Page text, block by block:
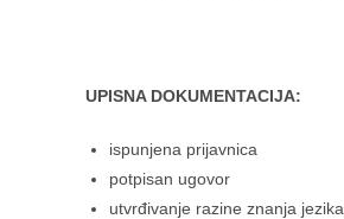
UPISNA DOKUMENTACIJA:
ispunjena prijavnica
potpisan ugovor
utvrđivanje razine znanja jezika